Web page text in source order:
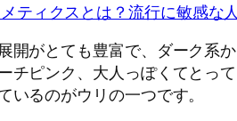
ティクスとは？流行に敏感な
開がとても豊富で、ダーク系
チピンク、大人っぽくてとっ
いるのがウリの一つです。